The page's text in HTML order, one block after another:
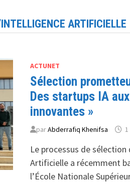
ARTIFICIELLE
ACTUNET
Sélection
Des startups IA
innovantes »
parAbderrafiq Khenifsa
Le processus de
Artificielle a récemment
l’École Nationale